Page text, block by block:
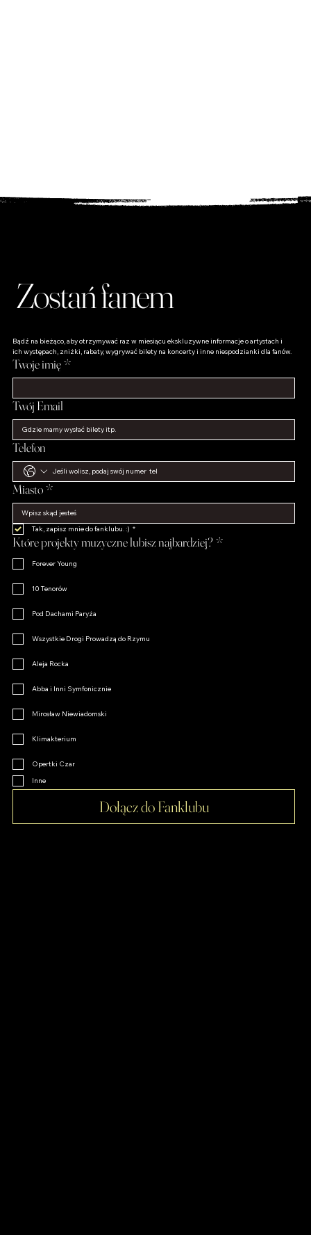
Zostań fanem
Bądź na bieżąco, aby otrzymywać raz w miesiącu ekskluzywne informacje o artystach i
ich występach, zniżki, rabaty, wygrywać bilety na koncerty i inne niespodzianki dla fanów.
Twoje imię *
Twój Email
Telefon
Miasto *
Tak, zapisz mnie do fanklubu. :) *
Które projekty muzyczne lubisz najbardziej? *
Forever Young
10 Tenorów
Pod Dachami Paryża
Wszystkie Drogi Prowadzą do Rzymu
Aleja Rocka
Abba i Inni Symfonicznie
Mirosław Niewiadomski
Klimakterium
Opertki Czar
Inne
Dołącz do Fanklubu